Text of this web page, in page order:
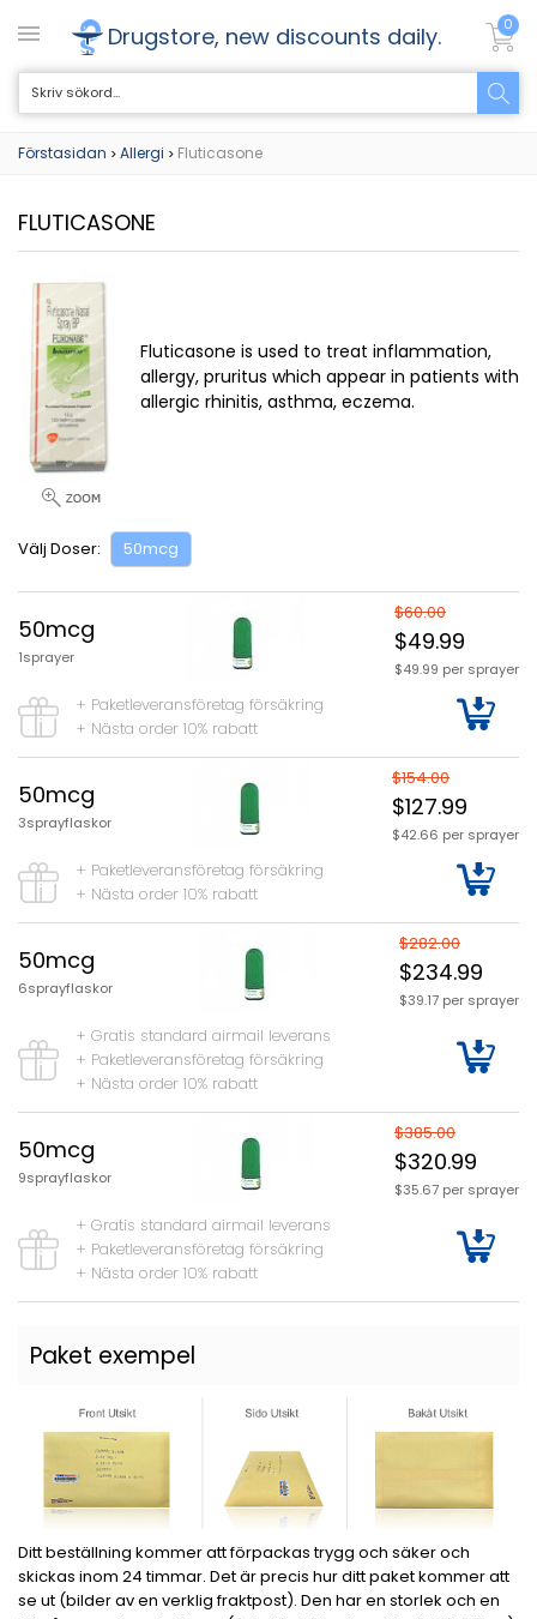
Drugstore, new discounts daily. 0
Förstasidan > Allergi > Fluticasone
FLUTICASONE
Fluticasone is used to treat inflammation,
allergy, pruritus which appear in patients with
allergic rhinitis, asthma, eczema.
Välj Doser: 50mcg
50mcg
1sprayer
$60.00
$49.99
$49.99 per sprayer
+ Paketleveransföretag försäkring
+ Nästa order 10% rabatt
50mcg
3sprayflaskor
$154.00
$127.99
$42.66 per sprayer
+ Paketleveransföretag försäkring
+ Nästa order 10% rabatt
50mcg
6sprayflaskor
$282.00
$234.99
$39.17 per sprayer
+ Gratis standard airmail leverans
+ Paketleveransföretag försäkring
+ Nästa order 10% rabatt
50mcg
9sprayflaskor
$385.00
$320.99
$35.67 per sprayer
+ Gratis standard airmail leverans
+ Paketleveransföretag försäkring
+ Nästa order 10% rabatt
Paket exempel
Ditt beställning kommer att förpackas trygg och säker och
skickas inom 24 timmar. Det är precis hur ditt paket kommer att
se ut (bilder av en verklig fraktpost). Den har en storlek och en